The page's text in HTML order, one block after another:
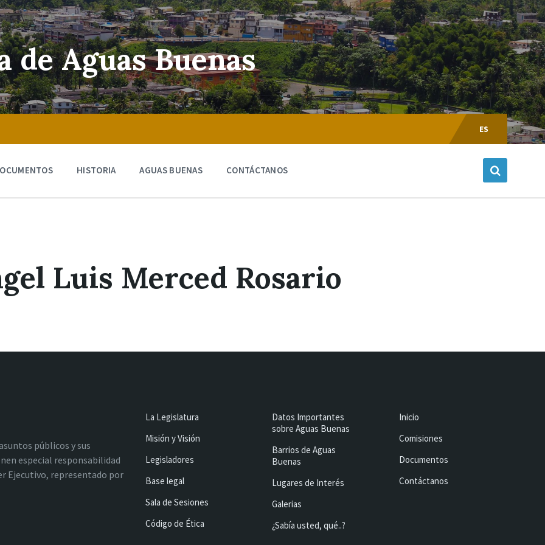
de Aguas Buenas
Escoger
Lenguaje:
ES
HISTORIA AGUAS BUENAS CONTÁCTANOS
Luis Merced Rosario
públicos y sus
especial responsabilidad
Ejecutivo, representado por
La Legislatura
Misión y Visión
Legisladores
Base legal
Sala de Sesiones
Código de Ética
Datos Importantes
sobre Aguas Buenas
Barrios de Aguas
Buenas
Lugares de Interés
Galerias
¿Sabía usted, qué..?
Inicio
Comisiones
Documentos
Contáctanos